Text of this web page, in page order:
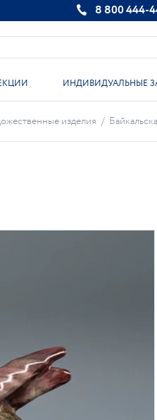
8 800 444-
ИНДИВИДУАЛЬНЫЕ
изделия /